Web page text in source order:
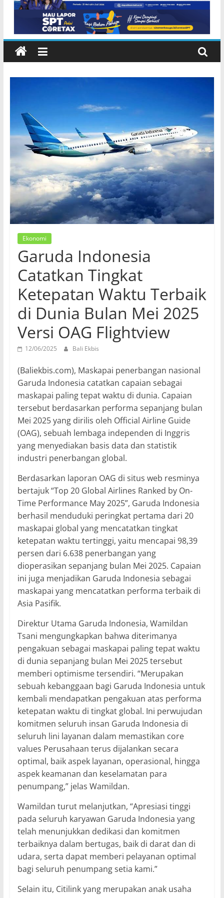
Ekonomi
Garuda Indonesia
Catatkan Tingkat
Ketepatan Waktu Terbaik
di Dunia Bulan Mei 2025
Versi OAG Flightview
12/06/2025 Bali Ekbis
(Baliekbis.com), Maskapai penerbangan nasional
Garuda Indonesia catatkan capaian sebagai
maskapai paling tepat waktu di dunia. Capaian
tersebut berdasarkan performa sepanjang bulan
Mei 2025 yang dirilis oleh Official Airline Guide
(OAG), sebuah lembaga independen di Inggris
yang menyediakan basis data dan statistik
industri penerbangan global.
Berdasarkan laporan OAG di situs web resminya
bertajuk “Top 20 Global Airlines Ranked by On-
Time Performance May 2025”, Garuda Indonesia
berhasil menduduki peringkat pertama dari 20
maskapai global yang mencatatkan tingkat
ketepatan waktu tertinggi, yaitu mencapai 98,39
persen dari 6.638 penerbangan yang
dioperasikan sepanjang bulan Mei 2025. Capaian
ini juga menjadikan Garuda Indonesia sebagai
maskapai yang mencatatkan performa terbaik di
Asia Pasifik.
Direktur Utama Garuda Indonesia, Wamildan
Tsani mengungkapkan bahwa diterimanya
pengakuan sebagai maskapai paling tepat waktu
di dunia sepanjang bulan Mei 2025 tersebut
memberi optimisme tersendiri. “Merupakan
sebuah kebanggaan bagi Garuda Indonesia untuk
kembali mendapatkan pengakuan atas performa
ketepatan waktu di tingkat global. Ini perwujudan
komitmen seluruh insan Garuda Indonesia di
seluruh lini layanan dalam memastikan core
values Perusahaan terus dijalankan secara
optimal, baik aspek layanan, operasional, hingga
aspek keamanan dan keselamatan para
penumpang,” jelas Wamildan.
Wamildan turut melanjutkan, “Apresiasi tinggi
pada seluruh karyawan Garuda Indonesia yang
telah menunjukkan dedikasi dan komitmen
terbaiknya dalam bertugas, baik di darat dan di
udara, serta dapat memberi pelayanan optimal
bagi seluruh penumpang setia kami.”
Selain itu, Citilink yang merupakan anak usaha